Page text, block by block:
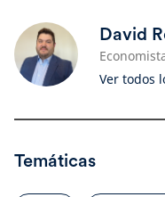
David
Ver todos
Temáticas